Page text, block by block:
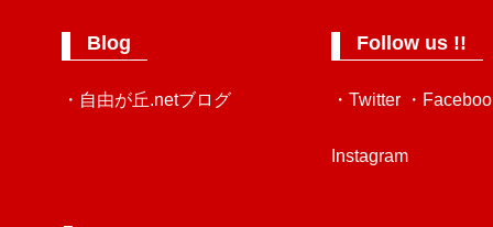
Blog
・自由が丘.netブログ
Follow us !!
・Twitter ・
Instagram